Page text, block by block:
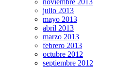
noviembre 2013
julio 2013
mayo 2013
abril 2013
marzo 2013
febrero 2013
octubre 2012
septiembre 2012